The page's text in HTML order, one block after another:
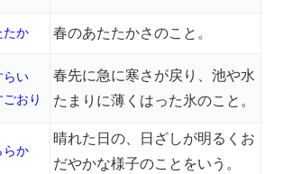
たか 春のあたたかさのこと。
らい
ごおり
春先に急に寒さが戻り、池や水
たまりに薄くはった氷のこと。
らか
晴れた日の、日ざしが明るくお
だやかな様子のことをいう。